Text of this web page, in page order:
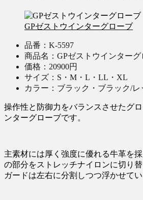
GPゼストウインターグローブ
品番：K-5597
商品名：GPゼストウインターグ
価格：20900円
サイズ：S・M・L・LL・XL
カラー：ブラック・ブラック/
操作性と防御力をバランスさせたグ
ンターグローブです。
主素材には厚く強度に優れる牛革を
の部分をストレッチナイロンに切り
ガードは左右に分割しつつ浮かせてい